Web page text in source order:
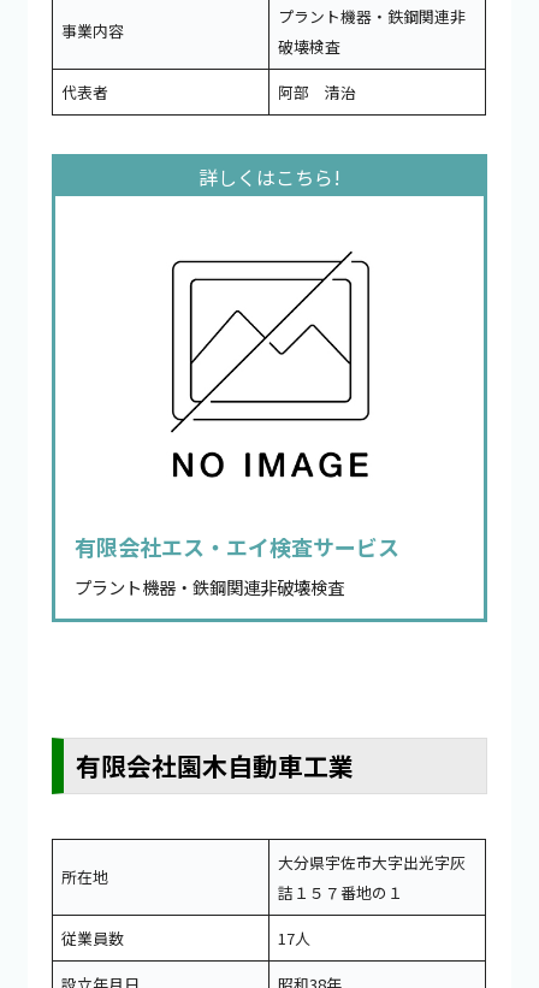
事業内容
プラント機器・鉄鋼関連非
破壊検査
代表者
阿部 清治
有限会社エス・エイ検査サービス
プラント機器・鉄鋼関連非破壊検査
有限会社園木自動車工業
所在地
大分県宇佐市大字出光字灰
詰１５７番地の１
従業員数
17人